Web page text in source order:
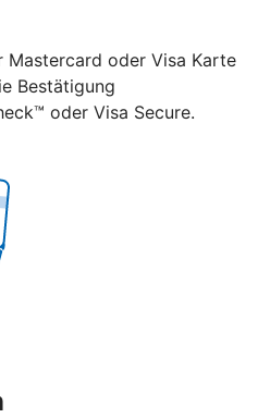
Mastercard oder Visa Karte
Bestätigung
oder Visa Secure.